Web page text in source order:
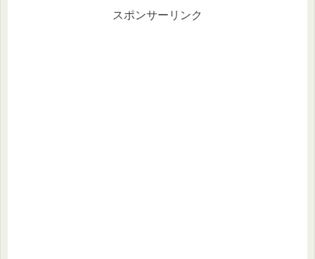
スポンサーリンク